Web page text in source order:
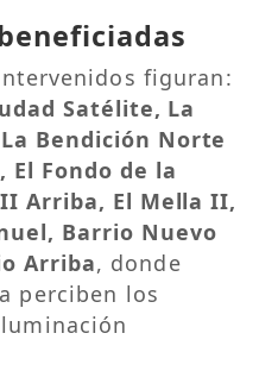
figuran:
Satélite, La
Bendición Norte
El Fondo de la
Arriba, El Mella II,
Barrio Nuevo
Arriba, donde
perciben los